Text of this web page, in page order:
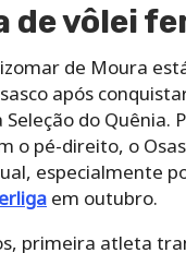
de vôlei
de Moura
após
do Quênia.
o pé-direito, o
especialmente
em outubro.
primeira atleta